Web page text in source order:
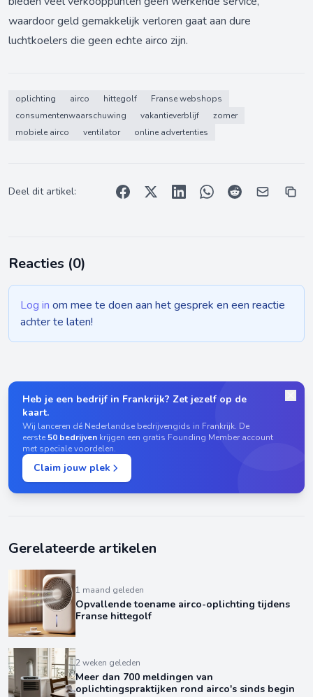
waardoor geld gemakkelijk verloren gaat aan dure
luchtkoelers die geen echte airco zijn.
oplichting airco hittegolf
Franse webshops
consumentenwaarschuwing
vakantieverblijf
zomer
mobiele airco
ventilator online advertenties
Deel dit artikel:
Reacties (0)
Log in om mee te doen aan het gesprek en een reactie
achter te laten!
Heb je een bedrijf in Frankrijk? Zet jezelf op de
kaart.
Wij lanceren dé Nederlandse bedrijvengids in Frankrijk. De
eerste50 bedrijven krijgen een gratis Founding Member account
met speciale voordelen.
Claim jouw plek
Gerelateerde artikelen
1 maand geleden
Opvallende toename airco-oplichting tijdens
Franse hittegolf
2 weken geleden
Meer dan 700 meldingen van
oplichtingspraktijken rond airco's sinds begin